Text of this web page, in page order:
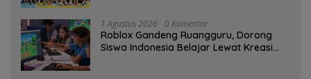
1 Agustus 2026 0 Komentar
Roblox Gandeng Ruangguru, Dorong
Siswa Indonesia Belajar Lewat Kreasi